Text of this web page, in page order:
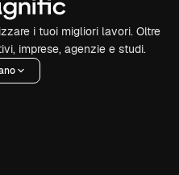
i tuoi migliori lavori. Oltre
imprese, agenzie e studi.